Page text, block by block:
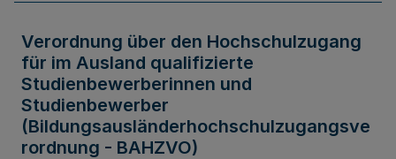
Verordnung über den Hochschulzugang
für im Ausland qualifizierte
Studienbewerberinnen und
Studienbewerber
(Bildungsausländerhochschulzugangsve
rordnung - BAHZVO)